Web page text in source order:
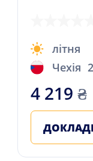
літня
Чехія
4 219 ₴